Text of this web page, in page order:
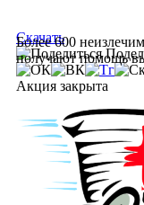
Более 600
получают помощь
Скачать
Акция закрыта